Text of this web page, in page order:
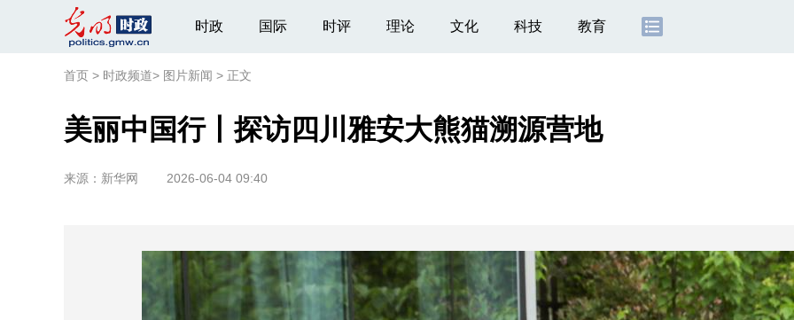
时政 国际 时评 理论 文化 科技 教育
首页 > 时政频道> 图片新闻 > 正文
美丽中国行丨探访四川雅安大熊猫溯源营地
来源： 新华网 2026-06-04 09:40